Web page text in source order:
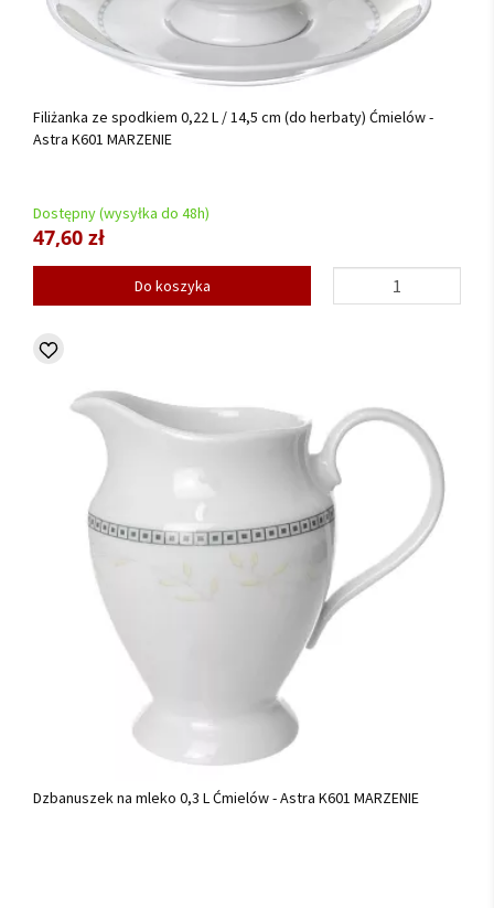
Filiżanka ze spodkiem 0,22 L / 14,5 cm (do herbaty) Ćmielów -
Astra K601 MARZENIE
Dostępny (wysyłka do 48h)
47,60 zł
Do koszyka
Dzbanuszek na mleko 0,3 L Ćmielów - Astra K601 MARZENIE